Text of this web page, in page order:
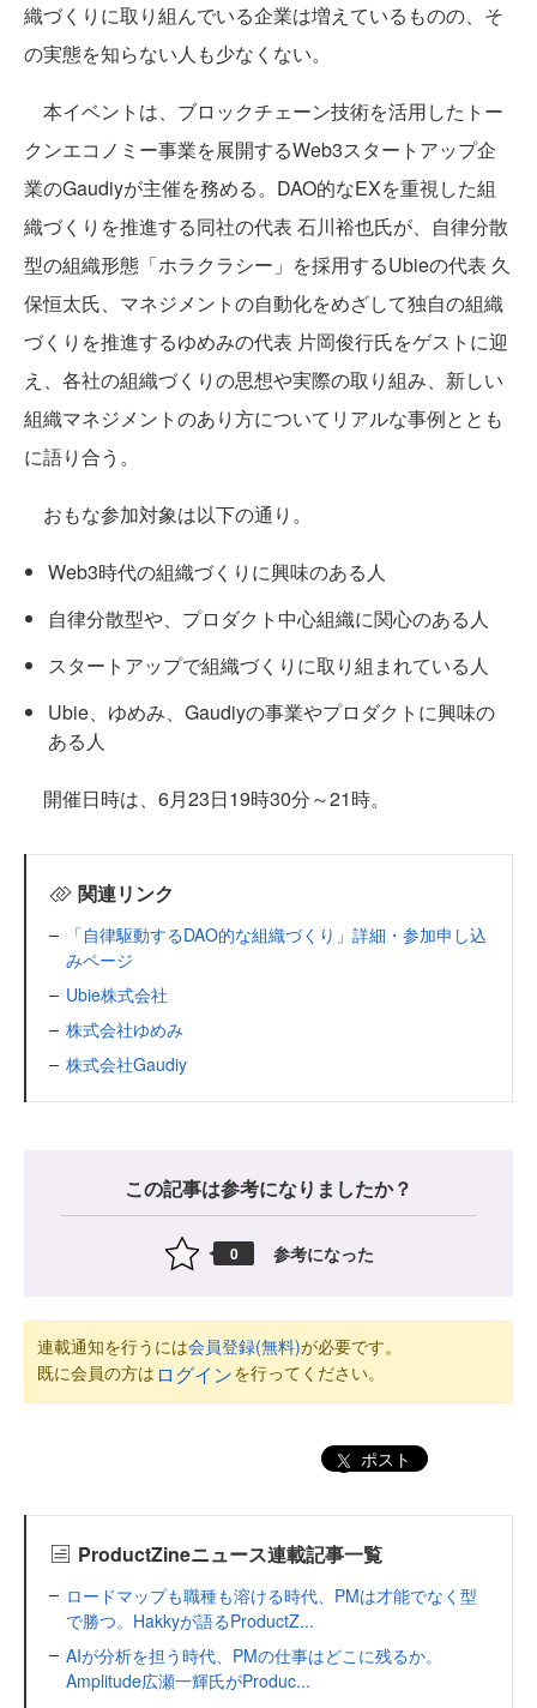
織づくりに取り組んでいる企業は増えているものの、そ
の実態を知らない人も少なくない。
本イベントは、ブロックチェーン技術を活用したトー
クンエコノミー事業を展開するWeb3スタートアップ企
業のGaudiyが主催を務める。DAO的なEXを重視した組
織づくりを推進する同社の代表 石川裕也氏が、自律分散
型の組織形態「ホラクラシー」を採用するUbieの代表 久
保恒太氏、マネジメントの自動化をめざして独自の組織
づくりを推進するゆめみの代表 片岡俊行氏をゲストに迎
え、各社の組織づくりの思想や実際の取り組み、新しい
組織マネジメントのあり方についてリアルな事例ととも
に語り合う。
おもな参加対象は以下の通り。
Web3時代の組織づくりに興味のある人
自律分散型や、プロダクト中心組織に関心のある人
スタートアップで組織づくりに取り組まれている人
Ubie、ゆめみ、Gaudiyの事業やプロダクトに興味の
ある人
開催日時は、6月23日19時30分～21時。
関連リンク
「自律駆動するDAO的な組織づくり」詳細・参加申し込
みページ
Ubie株式会社
株式会社ゆめみ
株式会社Gaudiy
この記事は参考になりましたか？
0 参考になった
連載通知を行うには会員登録(無料)が必要です。
既に会員の方は ログインを行ってください。
ポスト
ProductZineニュース連載記事一覧
ロードマップも職種も溶ける時代、PMは才能でなく型
で勝つ。Hakkyが語るProductZ...
AIが分析を担う時代、PMの仕事はどこに残るか。
Amplitude広瀬一輝氏がProduc...